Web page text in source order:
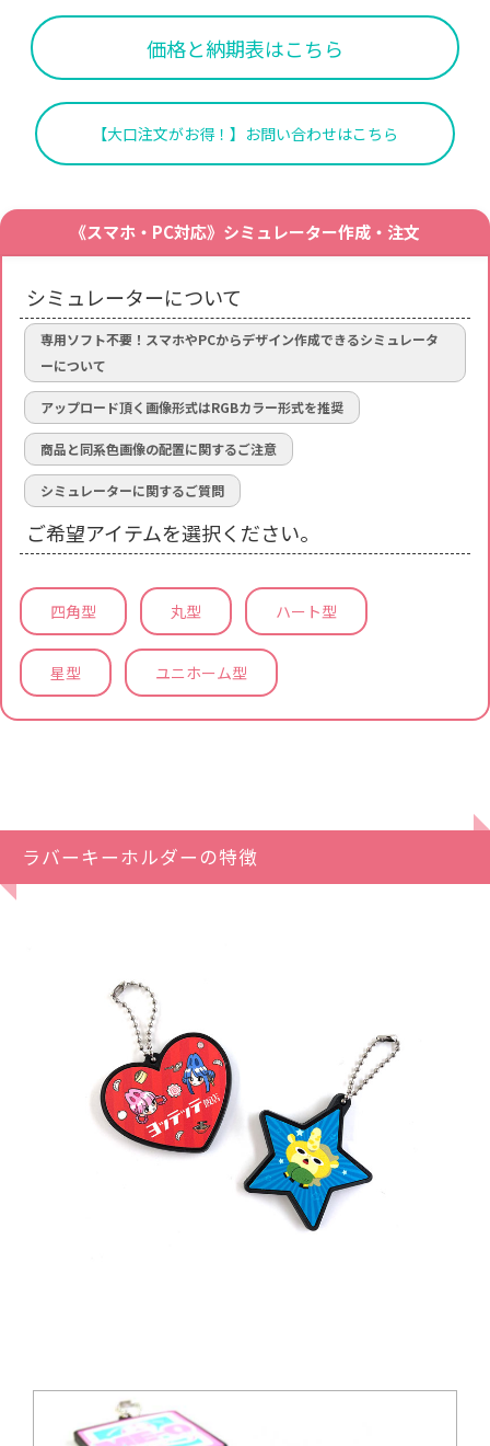
価格と納期表はこちら
【大口注文がお得！】お問い合わせはこちら
《スマホ・PC対応》シミュレーター作成・注文
シミュレーターについて
専用ソフト不要！スマホやPCからデザイン作成できるシミュレータ
ーについて
アップロード頂く画像形式はRGBカラー形式を推奨
商品と同系色画像の配置に関するご注意
シミュレーターに関するご質問
ご希望アイテムを選択ください。
四角型 丸型 ハート型
星型 ユニホーム型
ラバーキーホルダーの特徴